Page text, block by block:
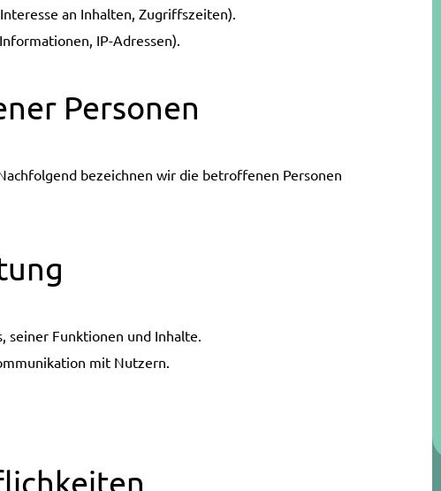
an Inhalten, Zugriffszeiten).
IP-Adressen).
Personen
bezeichnen wir die betroffenen Personen
Funktionen und Inhalte.
mit Nutzern.